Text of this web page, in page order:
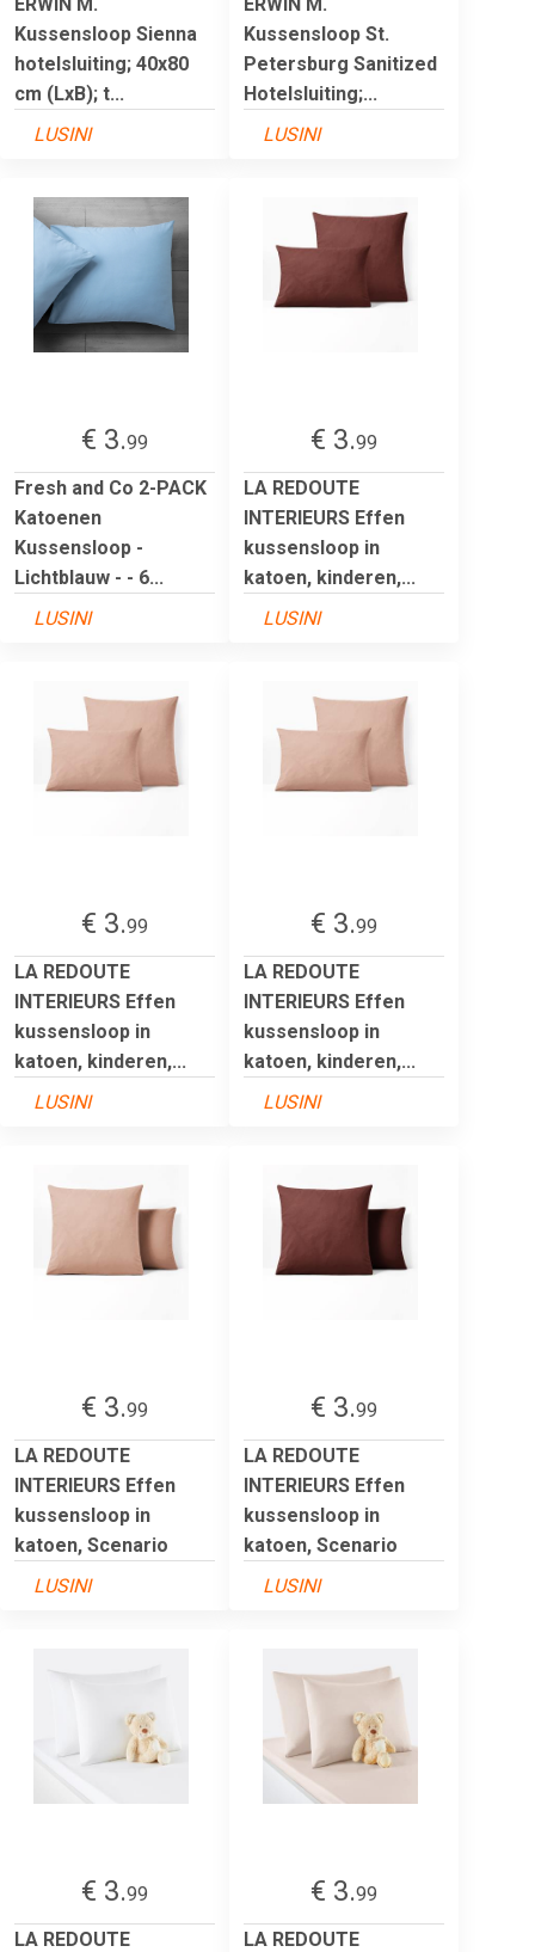
Kussensloop Sienna
hotelsluiting; 40x80
cm (LxB); t...
LUSINI
Kussensloop St.
Petersburg Sanitized
Hotelsluiting;...
LUSINI
€ 3.99
Fresh and Co 2-PACK
Katoenen
Kussensloop -
Lichtblauw - - 6...
LUSINI
€ 3.99
LA REDOUTE
INTERIEURS Effen
kussensloop in
katoen, kinderen,...
LUSINI
€ 3.99
LA REDOUTE
INTERIEURS Effen
kussensloop in
katoen, kinderen,...
LUSINI
€ 3.99
LA REDOUTE
INTERIEURS Effen
kussensloop in
katoen, kinderen,...
LUSINI
€ 3.99
LA REDOUTE
INTERIEURS Effen
kussensloop in
katoen, Scenario
LUSINI
€ 3.99
LA REDOUTE
INTERIEURS Effen
kussensloop in
katoen, Scenario
LUSINI
€ 3.99
LA REDOUTE
€ 3.99
LA REDOUTE